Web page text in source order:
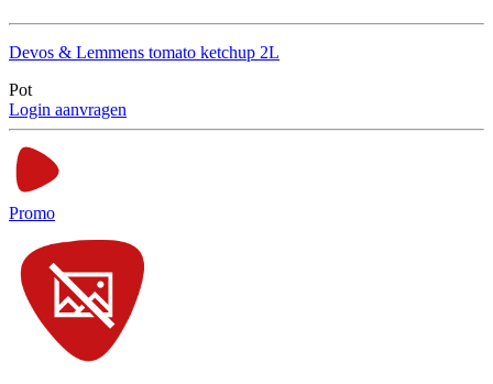
Devos & Lemmens tomato ketchup 2L
Pot
Login aanvragen
Promo